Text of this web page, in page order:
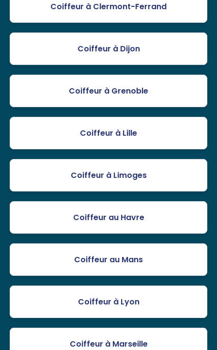
Coiffeur à Clermont-Ferrand
Coiffeur à Dijon
Coiffeur à Grenoble
Coiffeur à Lille
Coiffeur à Limoges
Coiffeur au Havre
Coiffeur au Mans
Coiffeur à Lyon
Coiffeur à Marseille